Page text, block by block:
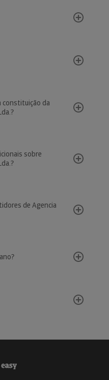
constituição da
sobre
de Agencia